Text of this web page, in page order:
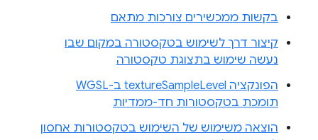
בקשות ממכשירים צורכות מתאם
קיצור דרך לשימוש בטקסטורה במקום שבו
נעשה שימוש בתצוגת טקסטורה
הפונקציה textureSampleLevel ב-WGSL
תומכת בטקסטורות חד-ממדיות
הוצאה משימוש של השימוש בטקסטורות אחסון